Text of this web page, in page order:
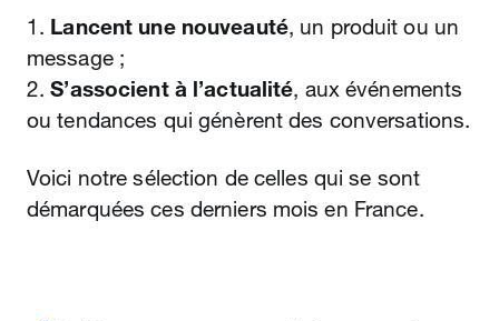
1. Lancent une nouveauté, un produit ou un
message ;
2.S’associent à l’actualité, aux événements
ou tendances qui génèrent des conversations.
Voici notre sélection de celles qui se sont
démarquées ces derniers mois en France.